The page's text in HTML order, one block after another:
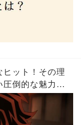
ヒット！その理
倒的な魅力と